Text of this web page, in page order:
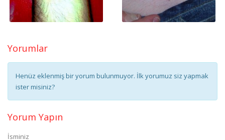
Yorumlar
Henüz eklenmiş bir yorum bulunmuyor. İlk yorumuz siz yapmak
ister misiniz?
Yorum Yapın
İsminiz